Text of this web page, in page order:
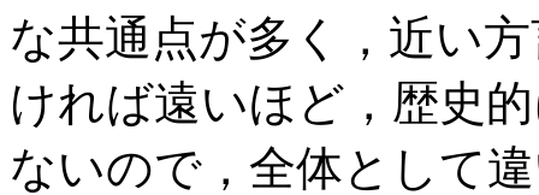
な共通点が多く，近い
ければ遠いほど，歴史
ないので，全体として